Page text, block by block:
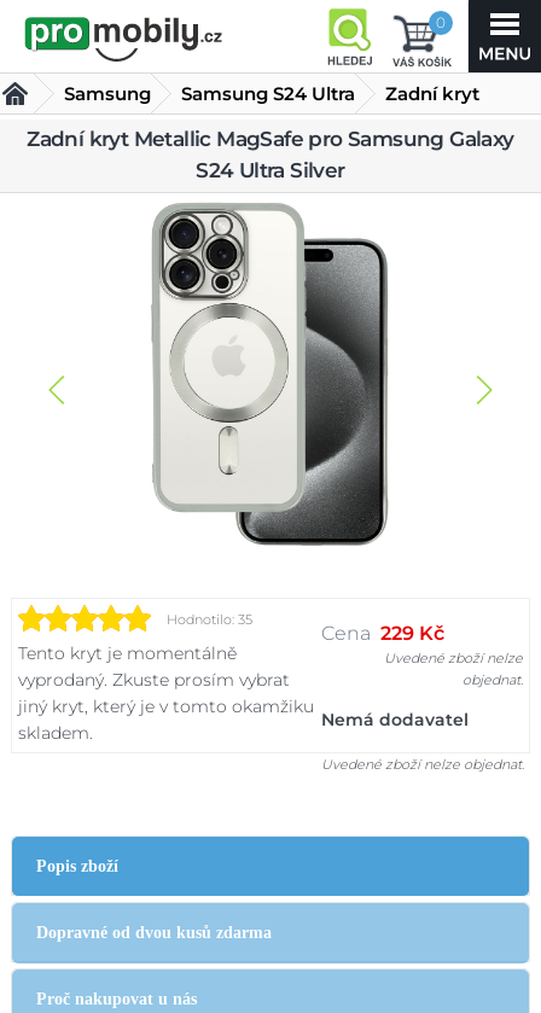
0
Samsung
Samsung S24 Ultra
Kryty Samsung S24 Ultra
Zadní kryt
Metallic MagSafe
pro Samsung Galaxy S24 Ultra
Zadní kryt Metallic MagSafe pro Samsung Galaxy
S24 Ultra Silver
Hodnotilo: 35
Tento kryt je momentálně
vyprodaný. Zkuste prosím vybrat
jiný kryt, který je v tomto okamžiku
skladem.
Cena 229 Kč
Uvedené zboží nelze
objednat.
Nemá dodavatel
Uvedené zboží nelze objednat.
Popis zboží
Dopravné od dvou kusů zdarma
Proč nakupovat u nás